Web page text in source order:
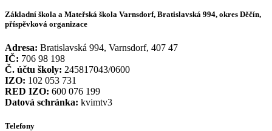
Základní škola a Mateřská škola Varnsdorf, Bratislavská 994, okres Děčín,
příspěvková organizace
Adresa: Bratislavská 994, Varnsdorf, 407 47
IČ: 706 98 198
Č. účtu školy: 245817043/0600
IZO: 102 053 731
RED IZO: 600 076 199
Datová schránka: kvimtv3
Telefony